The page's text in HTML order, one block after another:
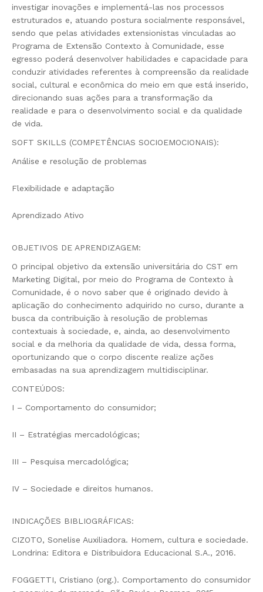
investigar inovações e implementá-las nos processos
estruturados e, atuando postura socialmente responsável,
sendo que pelas atividades extensionistas vinculadas ao
Programa de Extensão Contexto à Comunidade, esse
egresso poderá desenvolver habilidades e capacidade para
conduzir atividades referentes à compreensão da realidade
social, cultural e econômica do meio em que está inserido,
direcionando suas ações para a transformação da
realidade e para o desenvolvimento social e da qualidade
de vida.
SOFT SKILLS (COMPETÊNCIAS SOCIOEMOCIONAIS):
Análise e resolução de problemas
Flexibilidade e adaptação
Aprendizado Ativo
OBJETIVOS DE APRENDIZAGEM:
O principal objetivo da extensão universitária do CST em
Marketing Digital, por meio do Programa de Contexto à
Comunidade, é o novo saber que é originado devido à
aplicação do conhecimento adquirido no curso, durante a
busca da contribuição à resolução de problemas
contextuais à sociedade, e, ainda, ao desenvolvimento
social e da melhoria da qualidade de vida, dessa forma,
oportunizando que o corpo discente realize ações
embasadas na sua aprendizagem multidisciplinar.
CONTEÚDOS:
I – Comportamento do consumidor;
II – Estratégias mercadológicas;
III – Pesquisa mercadológica;
IV – Sociedade e direitos humanos.
INDICAÇÕES BIBLIOGRÁFICAS:
CIZOTO, Sonelise Auxiliadora. Homem, cultura e sociedade.
Londrina: Editora e Distribuidora Educacional S.A., 2016.
FOGGETTI, Cristiano (org.). Comportamento do consumidor